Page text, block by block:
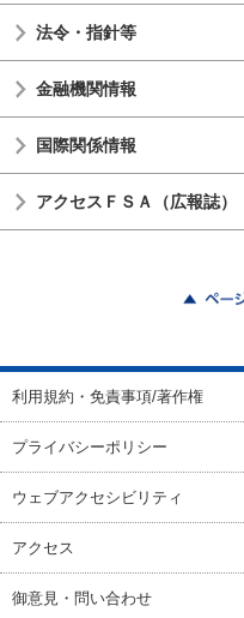
法令・指針等
金融機関情報
国際関係情報
アクセスＦＳＡ（広報誌）
利用規約・免責事項/著作権
プライバシーポリシー
ウェブアクセシビリティ
アクセス
御意見・問い合わせ